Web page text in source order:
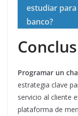
estudiar
banco?
Programar un
estrategia clave
servicio al cliente
plataforma de